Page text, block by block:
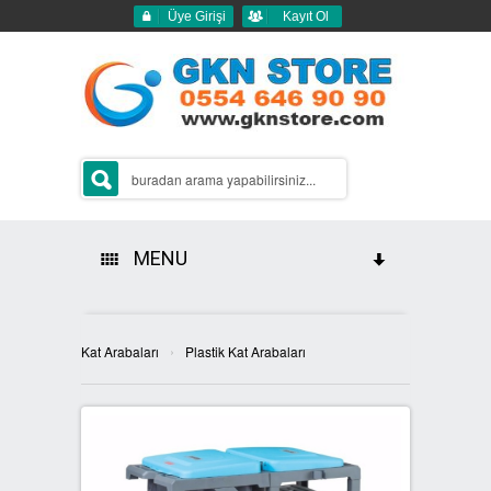
Üye Girişi Kayıt Ol
MENU
2Lİ GERİ DÖNÜŞÜM KUTULARI
SIFIR ATIK KUTULARI
Kat Arabaları › Plastik Kat Arabaları